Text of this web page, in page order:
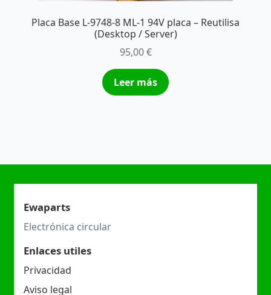
Placa Base L-9748-8 ML-1 94V placa – Reutilisa
(Desktop / Server)
95,00€
Leer más
Ewaparts
Electrónica circular
Enlaces utiles
Privacidad
Aviso legal